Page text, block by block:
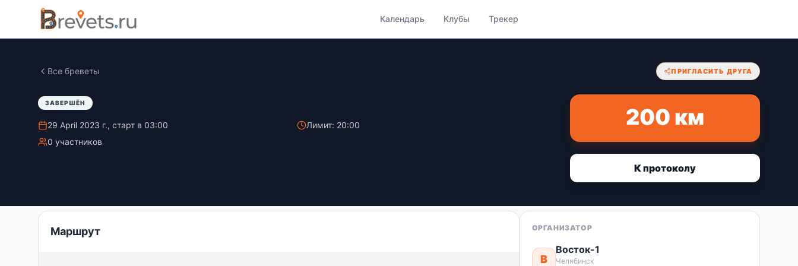
Календарь Клубы Трекер
Все бреветы ПРИГЛАСИТЬ ДРУГА
ЗАВЕРШЁН
29 April 2023 г., старт в 03:00
Лимит: 20:00
0 участников
200 км
К протоколу
Маршрут ОРГАНИЗАТОР
В
Восток-1
Челябинск